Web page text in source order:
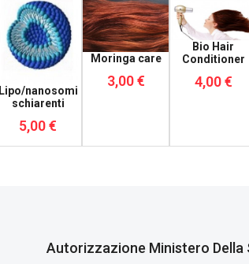
Lipo/nanosomi
schiarenti
5,00 €
Moringa care
3,00 €
Bio Hair
Conditioner
4,00 €
Autorizzazione Ministero Della